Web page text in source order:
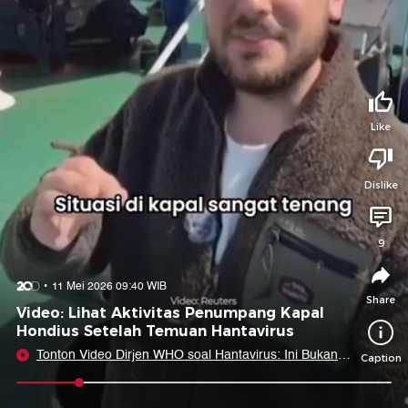
Like
Dislike
9
Share
Caption
11 Mei 2026 09:40 WIB
Video: Lihat Aktivitas Penumpang Kapal
Hondius Setelah Temuan Hantavirus
Tonton Video Dirjen WHO soal Hantavirus: Ini Bukan
Share to
Facebook X Whatsapp Telegram
Copy Embed
Copy Embed &
Caption
Suka video ini?
Login untuk menyampaikan pendapat.
Masuk
Tidak suka video ini?
Login untuk menyampaikan pendapat.
Masuk